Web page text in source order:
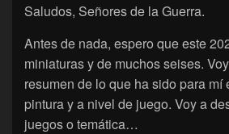
Saludos, Señores de la Guerra.
Antes de nada, espero que este
miniaturas y de muchos seises.
resumen de lo que ha sido para mí
pintura y a nivel de juego. Voy a
juegos o temática…